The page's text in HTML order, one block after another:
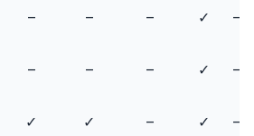
– – – ✓
–
– – – ✓ –
✓ ✓ – ✓
–